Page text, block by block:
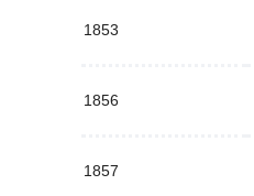
1853
1856
1857